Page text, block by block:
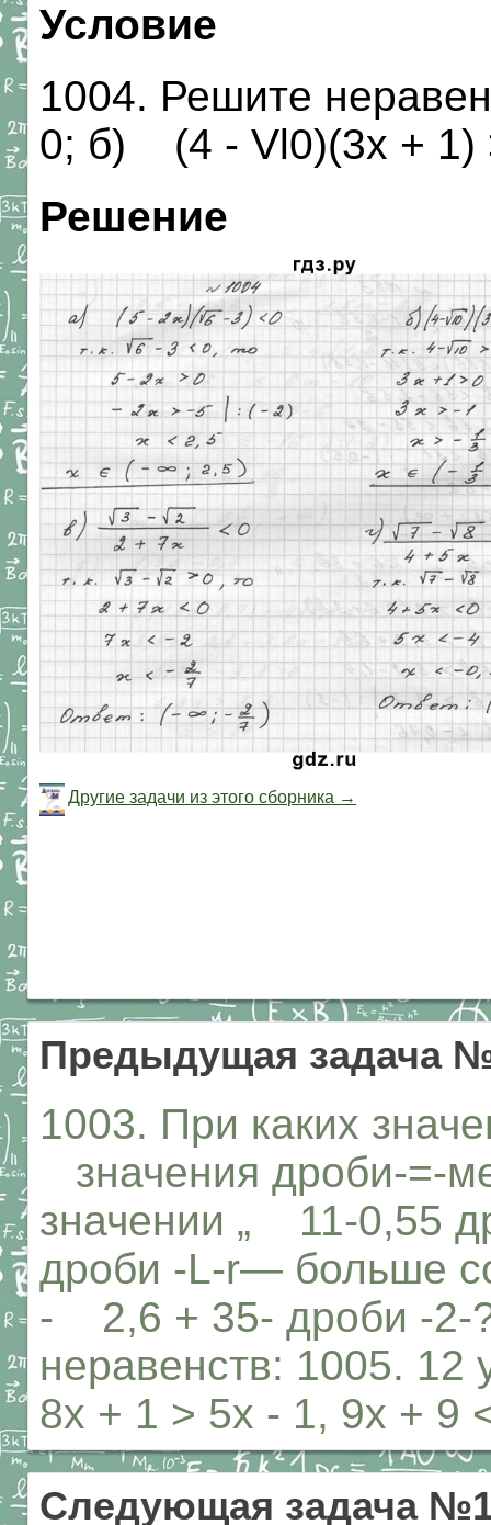
Условие
1004. Решите
0; б) (4 - Vl0)(3x + 1)
Решение
Другие задачи из этого сборника →
Предыдущая задача
1003. При каких
значения дроби-=-
значении „ 11-0,55
дроби -L-r— больше
- 2,6 + 35- дроби -2-
неравенств: 1005. 12
8х + 1 > 5х - 1, 9х + 9
Следующая задача